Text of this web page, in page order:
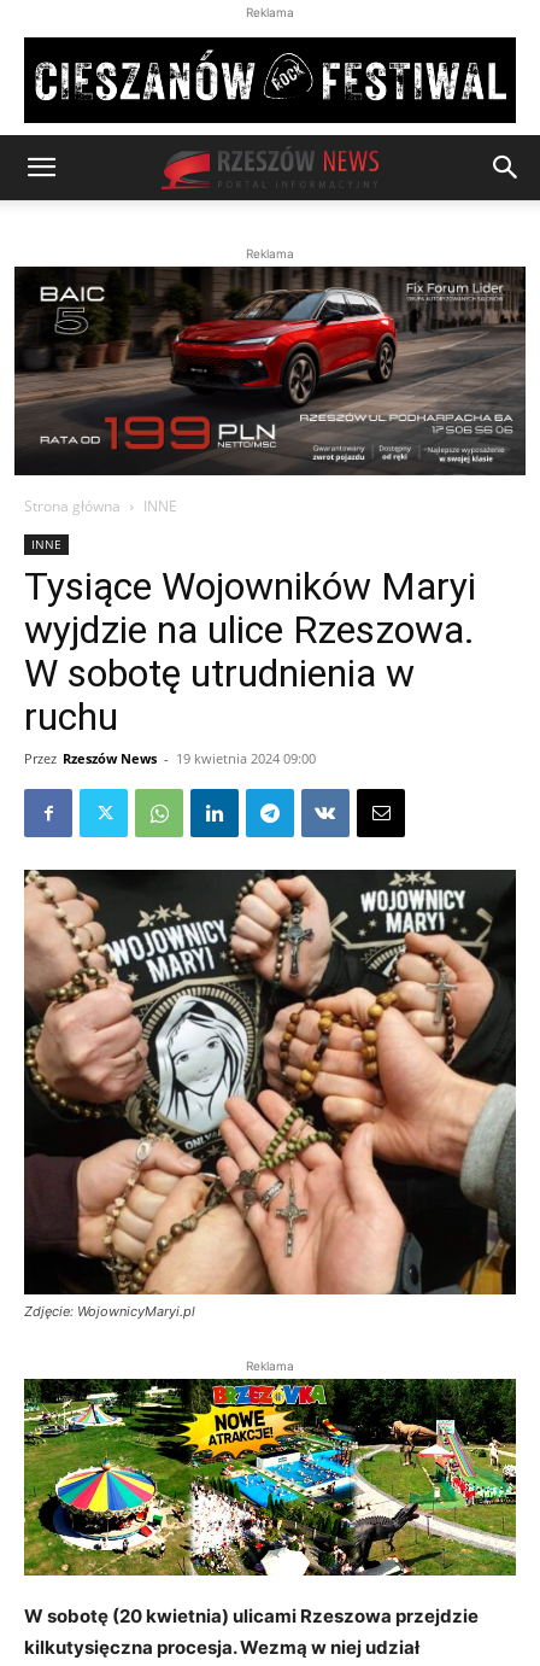
Reklama
Reklama
Strona główna INNE
INNE
Tysiące Wojowników Maryi
wyjdzie na ulice Rzeszowa.
W sobotę utrudnienia w
ruchu
Przez Rzeszów News - 19 kwietnia 2024 09:00
Zdjęcie: WojownicyMaryi.pl
Reklama
W sobotę (20 kwietnia) ulicami Rzeszowa przejdzie
kilkutysięczna procesja. Wezmą w niej udział